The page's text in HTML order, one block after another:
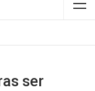
ser